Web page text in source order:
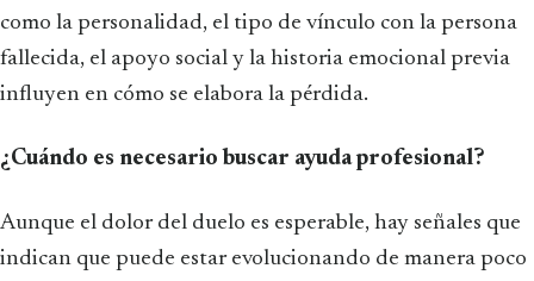
como la personalidad, el tipo de vínculo con la persona
fallecida, el apoyo social y la historia emocional previa
influyen en cómo se elabora la pérdida.
¿Cuándo es necesario buscar ayuda profesional?
Aunque el dolor del duelo es esperable, hay señales que
indican que puede estar evolucionando de manera poco